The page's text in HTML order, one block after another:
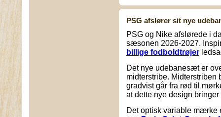
PSG afslører sit nye
PSG og Nike afslørede i
sæsonen 2026-2027.
billige fodboldtrøjer
Det nye udebanesæt er
midterstribe. Midterstriben
gradvist går fra rød til
at dette nye design
Det optisk variable mærke